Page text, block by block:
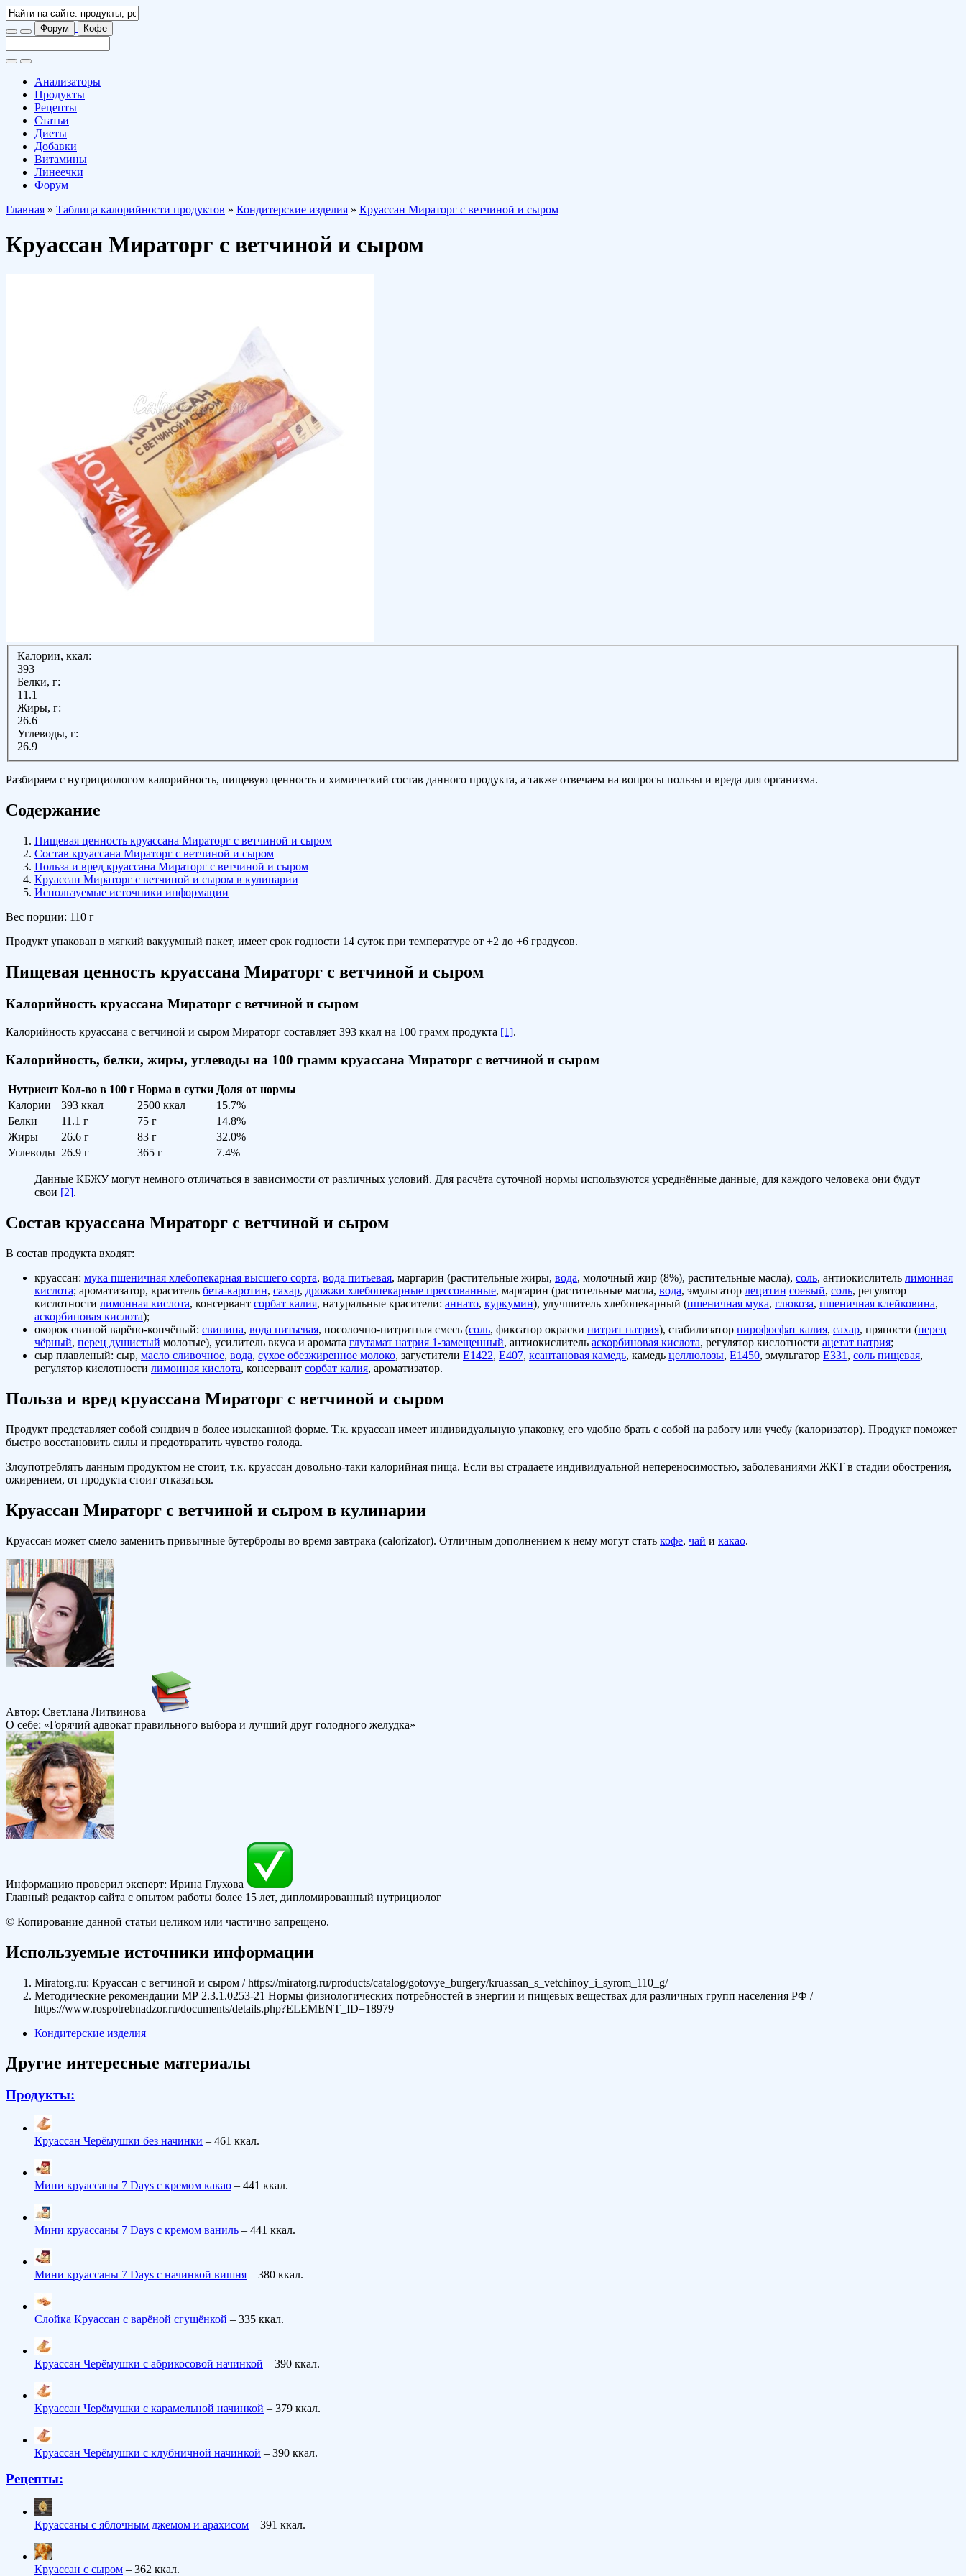
Форум Кофе
Анализаторы
Продукты
Рецепты
Статьи
Диеты
Добавки
Витамины
Линеечки
Форум
Главная » Таблица калорийности продуктов » Кондитерские изделия » Круассан Мираторг с ветчиной и сыром
Круассан Мираторг с ветчиной и сыром
Калории, ккал:
393
Белки, г:
11.1
Жиры, г:
26.6
Углеводы, г:
26.9
Разбираем с нутрициологом калорийность, пищевую ценность и химический состав данного продукта, а также отвечаем на вопросы пользы и вреда для организма.
Содержание
Пищевая ценность круассана Мираторг с ветчиной и сыром
Состав круассана Мираторг с ветчиной и сыром
Польза и вред круассана Мираторг с ветчиной и сыром
Круассан Мираторг с ветчиной и сыром в кулинарии
Используемые источники информации
Вес порции: 110 г
Продукт упакован в мягкий вакуумный пакет, имеет срок годности 14 суток при температуре от +2 до +6 градусов.
Пищевая ценность круассана Мираторг с ветчиной и сыром
Калорийность круассана Мираторг с ветчиной и сыром
Калорийность круассана с ветчиной и сыром Мираторг составляет 393 ккал на 100 грамм продукта [1].
Калорийность, белки, жиры, углеводы на 100 грамм круассана Мираторг с ветчиной и сыром
Нутриент Кол-во в 100 г Норма в сутки Доля от нормы
Калории
393 ккал 2500 ккал
15.7%
Белки
11.1 г 75 г
14.8%
Жиры
26.6 г 83 г
32.0%
Углеводы 26.9 г 365 г 7.4%
Данные КБЖУ могут немного отличаться в зависимости от различных условий. Для расчёта суточной нормы используются усреднённые данные, для каждого человека они будут
свои [2].
Состав круассана Мираторг с ветчиной и сыром
В состав продукта входят:
круассан: мука пшеничная хлебопекарная высшего сорта, вода питьевая, маргарин (растительные жиры, вода, молочный жир (8%), растительные масла), соль, антиокислитель лимонная
кислота; ароматизатор, краситель бета-каротин, сахар, дрожжи хлебопекарные прессованные, маргарин (растительные масла, вода, эмульгатор лецитин соевый, соль, регулятор
кислотности лимонная кислота, консервант сорбат калия, натуральные красители: аннато, куркумин), улучшитель хлебопекарный (пшеничная мука, глюкоза, пшеничная клейковина,
аскорбиновая кислота);
окорок свиной варёно-копчёный: свинина, вода питьевая, посолочно-нитритная смесь (соль, фиксатор окраски нитрит натрия), стабилизатор пирофосфат калия, сахар, пряности (перец
чёрный, перец душистый молотые), усилитель вкуса и аромата глутамат натрия 1-замещенный, антиокислитель аскорбиновая кислота, регулятор кислотности ацетат натрия;
сыр плавленый: сыр, масло сливочное, вода, сухое обезжиренное молоко, загустители Е1422, Е407, ксантановая камедь, камедь целлюлозы, Е1450, эмульгатор Е331 , соль пищевая,
регулятор кислотности лимонная кислота, консервант сорбат калия, ароматизатор.
Польза и вред круассана Мираторг с ветчиной и сыром
Продукт представляет собой сэндвич в более изысканной форме. Т.к. круассан имеет индивидуальную упаковку, его удобно брать с собой на работу или учебу (калоризатор). Продукт поможет
быстро восстановить силы и предотвратить чувство голода.
Злоупотреблять данным продуктом не стоит, т.к. круассан довольно-таки калорийная пища. Если вы страдаете индивидуальной непереносимостью, заболеваниями ЖКТ в стадии обострения,
ожирением, от продукта стоит отказаться.
Круассан Мираторг с ветчиной и сыром в кулинарии
Круассан может смело заменить привычные бутерброды во время завтрака (calorizator). Отличным дополнением к нему могут стать кофе, чай и какао.
Автор: Светлана Литвинова
О себе: «Горячий адвокат правильного выбора и лучший друг голодного желудка»
Информацию проверил эксперт: Ирина Глухова
Главный редактор сайта с опытом работы более 15 лет, дипломированный нутрициолог
© Копирование данной статьи целиком или частично запрещено.
Используемые источники информации
Miratorg.ru: Круассан с ветчиной и сыром / https://miratorg.ru/products/catalog/gotovye_burgery/kruassan_s_vetchinoy_i_syrom_110_g/
Методические рекомендации МР 2.3.1.0253-21 Нормы физиологических потребностей в энергии и пищевых веществах для различных групп населения РФ /
https://www.rospotrebnadzor.ru/documents/details.php?ELEMENT_ID=18979
Кондитерские изделия
Другие интересные материалы
Продукты:
Круассан Черёмушки без начинки – 461 ккал.
Мини круассаны 7 Days с кремом какао – 441 ккал.
Мини круассаны 7 Days с кремом ваниль – 441 ккал.
Мини круассаны 7 Days с начинкой вишня – 380 ккал.
Слойка Круассан с варёной сгущёнкой – 335 ккал.
Круассан Черёмушки с абрикосовой начинкой – 390 ккал.
Круассан Черёмушки с карамельной начинкой – 379 ккал.
Круассан Черёмушки с клубничной начинкой – 390 ккал.
Рецепты:
Круассаны с яблочным джемом и арахисом – 391 ккал.
Круассан с сыром – 362 ккал.